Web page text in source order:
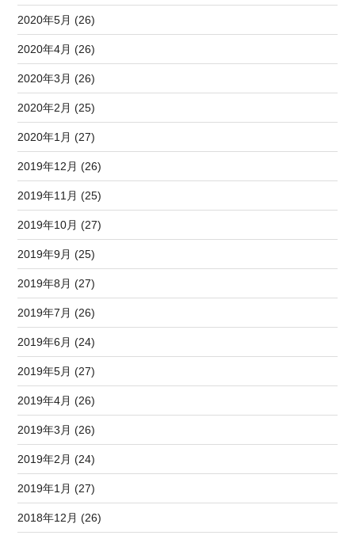
2020年5月 (26)
2020年4月 (26)
2020年3月 (26)
2020年2月 (25)
2020年1月 (27)
2019年12月 (26)
2019年11月 (25)
2019年10月 (27)
2019年9月 (25)
2019年8月 (27)
2019年7月 (26)
2019年6月 (24)
2019年5月 (27)
2019年4月 (26)
2019年3月 (26)
2019年2月 (24)
2019年1月 (27)
2018年12月 (26)